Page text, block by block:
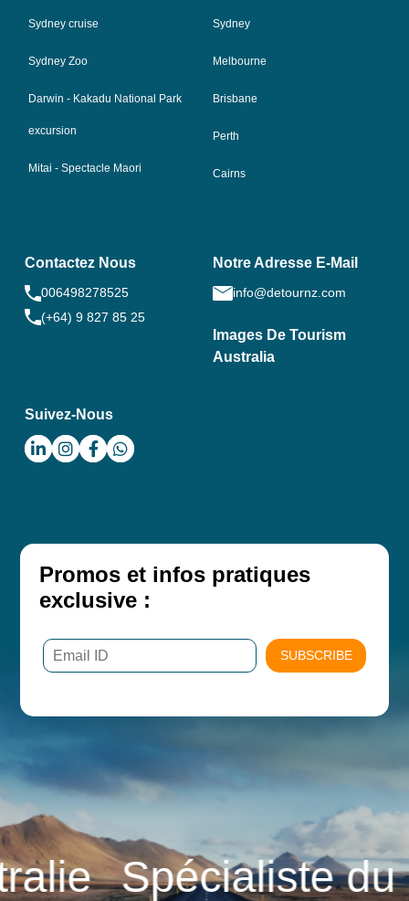
Sydney cruise
Sydney Zoo
Darwin - Kakadu National Park
excursion
Mitai - Spectacle Maori
Sydney
Melbourne
Brisbane
Perth
Cairns
Contactez Nous
006498278525
(+64) 9 827 85 25
Notre Adresse E-Mail
info@detournz.com
Images De Tourism
Australia
Suivez-Nous
Promos et infos pratiques
exclusive :
SUBSCRIBE
Spécialiste du